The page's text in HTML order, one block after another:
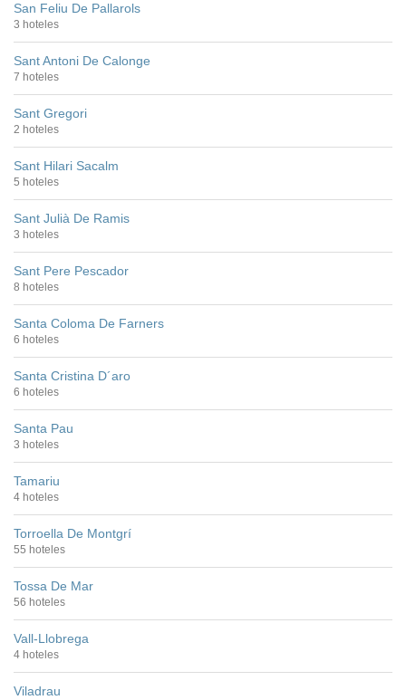
San Feliu De Pallarols
3 hoteles
Sant Antoni De Calonge
7 hoteles
Sant Gregori
2 hoteles
Sant Hilari Sacalm
5 hoteles
Sant Julià De Ramis
3 hoteles
Sant Pere Pescador
8 hoteles
Santa Coloma De Farners
6 hoteles
Santa Cristina D´aro
6 hoteles
Santa Pau
3 hoteles
Tamariu
4 hoteles
Torroella De Montgrí
55 hoteles
Tossa De Mar
56 hoteles
Vall-Llobrega
4 hoteles
Viladrau